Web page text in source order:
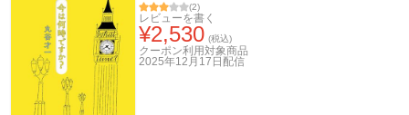
(2)
レビューを書く
¥2,530 (税込)
クーポン利用対象商品
2025年12月17日 配信